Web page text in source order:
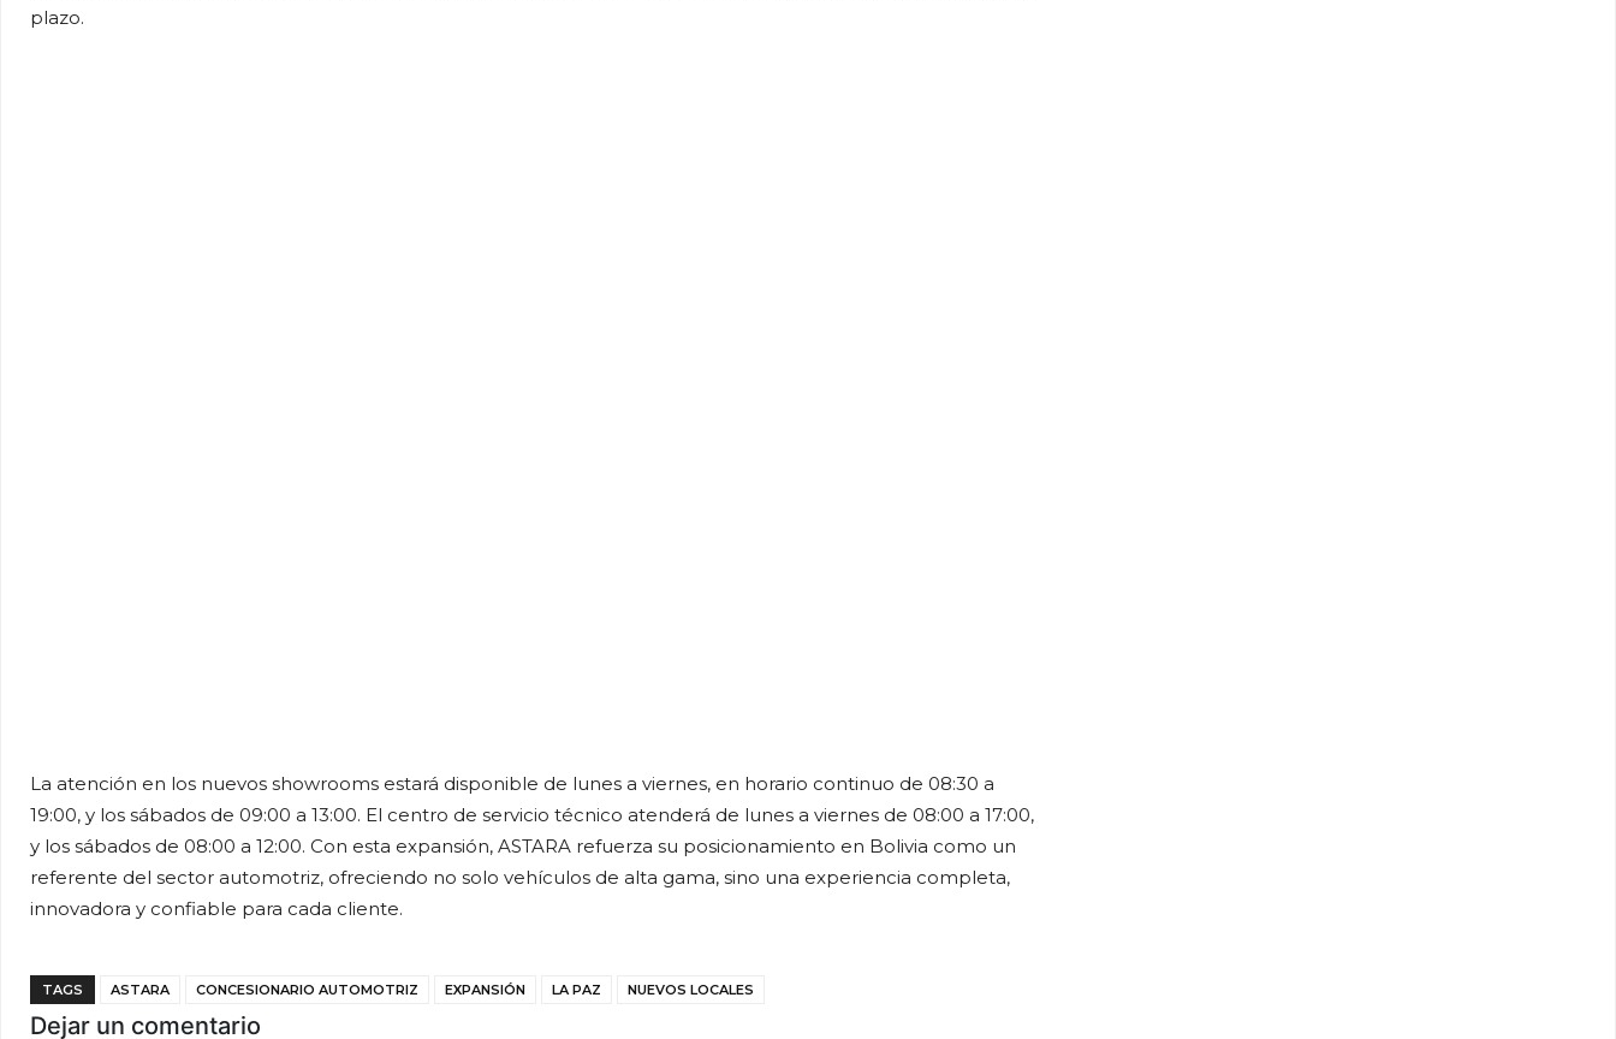
plazo.
La atención en los nuevos showrooms estará disponible de lunes a viernes, en horario continuo de 08:30 a
19:00, y los sábados de 09:00 a 13:00. El centro de servicio técnico atenderá de lunes a viernes de 08:00 a 17:00,
y los sábados de 08:00 a 12:00. Con esta expansión, ASTARA refuerza su posicionamiento en Bolivia como un
referente del sector automotriz, ofreciendo no solo vehículos de alta gama, sino una experiencia completa,
innovadora y confiable para cada cliente.
TAGS ASTARA CONCESIONARIO AUTOMOTRIZ EXPANSIÓN LA PAZ NUEVOS LOCALES
Dejar un comentario